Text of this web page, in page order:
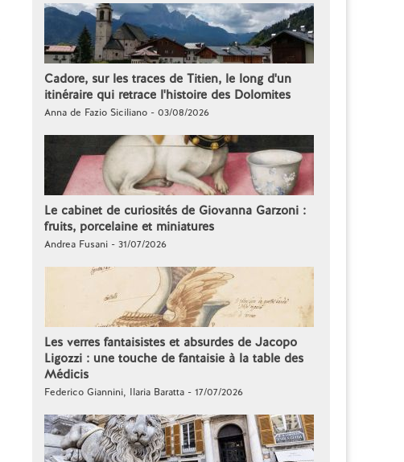
Cadore, sur les traces de Titien, le long d'un
itinéraire qui retrace l'histoire des Dolomites
Anna de Fazio Siciliano - 03/08/2026
Le cabinet de curiosités de Giovanna Garzoni :
fruits, porcelaine et miniatures
Andrea Fusani - 31/07/2026
Les verres fantaisistes et absurdes de Jacopo
Ligozzi : une touche de fantaisie à la table des
Médicis
Federico Giannini, Ilaria Baratta - 17/07/2026